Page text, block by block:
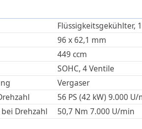
Flüssigkeitsgekühlter,
96x 62,1 mm
449 ccm
SOHC, 4 Ventile
Vergaser
56 PS (42 kW) 9.000 U/
Drehzahl
50,7 Nm 7.000 U/min